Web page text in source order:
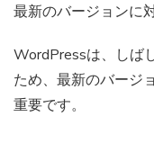
最新のバージョンに
WordPressは、しば
ため、最新のバージ
重要です。